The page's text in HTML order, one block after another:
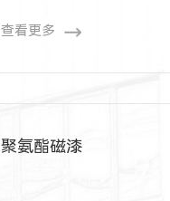
查看更多
聚氨酯磁漆